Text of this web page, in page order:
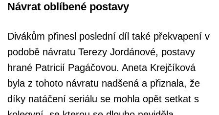
Návrat oblíbené postavy
Divákům přinesl poslední díl také překvapení v
podobě návratu Terezy Jordánové, postavy
hrané Patricií Pagáčovou. Aneta Krejčíková
byla z tohoto návratu nadšená a přiznala, že
díky natáčení seriálu se mohla opět setkat s